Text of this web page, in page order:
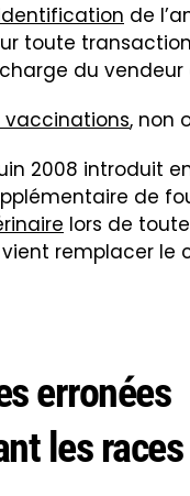
de
toute
du vendeur
, non
2008 introduit
de
lors de
remplacer le
erronées
les